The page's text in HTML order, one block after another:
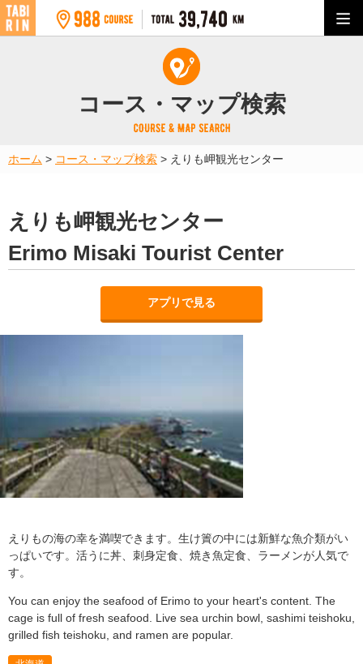
コース・マップ検索
ホーム > コース・マップ検索 > えりも岬観光センター
えりも岬観光センター
Erimo Misaki Tourist Center
アプリで見る
えりもの海の幸を満喫できます。生け簀の中には新鮮な魚介類がい
っぱいです。活うに丼、刺身定食、焼き魚定食、ラーメンが人気で
す。
You can enjoy the seafood of Erimo to your heart's content. The
cage is full of fresh seafood. Live sea urchin bowl, sashimi teishoku,
grilled fish teishoku, and ramen are popular.